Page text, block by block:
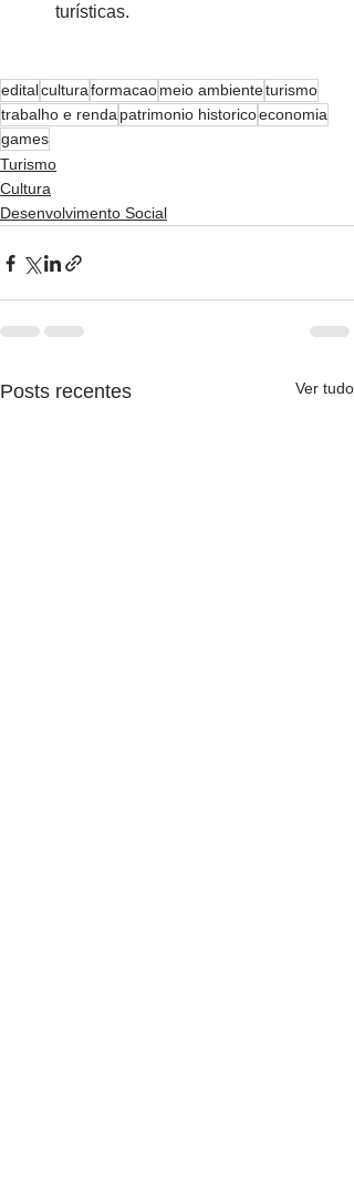
turísticas.
editalculturaformacaomeio ambienteturismo
trabalho e rendapatrimonio historicoeconomia
games
Turismo
Cultura
Desenvolvimento Social
Posts recentes Ver tudo